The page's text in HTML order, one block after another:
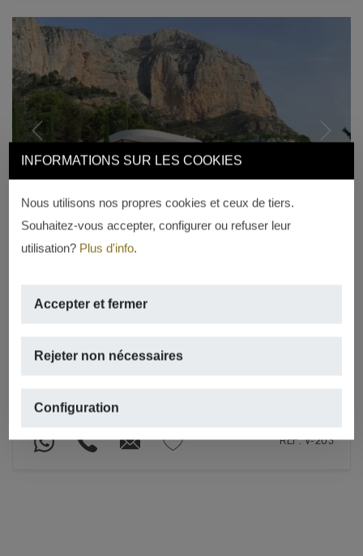
INFORMATIONS SUR LES COOKIES
Nous utilisons nos propres cookies et ceux de tiers.
Souhaitez-vous accepter, configurer ou refuser leur
utilisation? Plus d'info.
Accepter et fermer
Rejeter non nécessaires
Configuration
Previous Next
Montgó Nature
MONTGÓ – PARTIDA TOSAL, JÁVEA/XÀBIA
4 salles de bains
REF. V-203